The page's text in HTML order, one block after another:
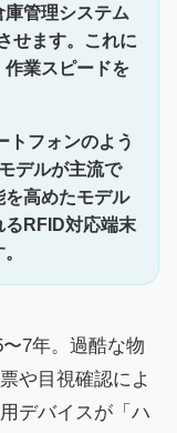
管理システム
せます。これに
業スピードを
トフォンのよう
デルが主流で
高めたモデル
るRFID対応端末
7年。過酷な物
や目視確認によ
デバイスが「ハ